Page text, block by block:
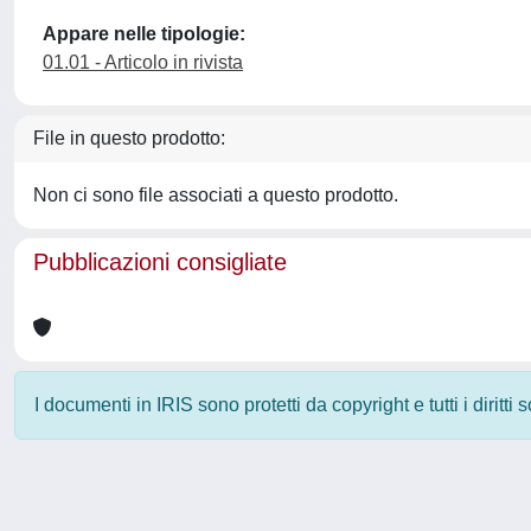
Appare nelle tipologie:
01.01 - Articolo in rivista
File in questo prodotto:
Non ci sono file associati a questo prodotto.
Pubblicazioni consigliate
I documenti in IRIS sono protetti da copyright e tutti i diritti